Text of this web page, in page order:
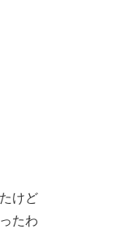
けど
たわ